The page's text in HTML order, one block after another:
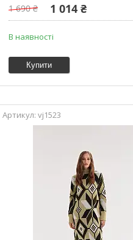
1 690 ₴ 1 014 ₴
В наявності
Купити
vj1523